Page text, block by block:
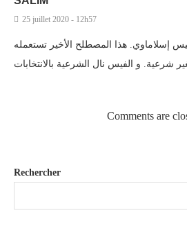
25 juillet 2020 - 12h57
إسلاماوي. هذا المصطلح الأخير تستعمله
شرعية. و الفيس نال الشرعية بالانتخابات
Comments are
Rechercher